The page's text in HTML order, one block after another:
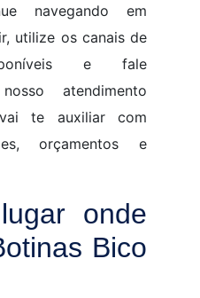
navegando em
utilize os canais de
e fale
atendimento
te auxiliar com
orçamentos e
onde
Bico